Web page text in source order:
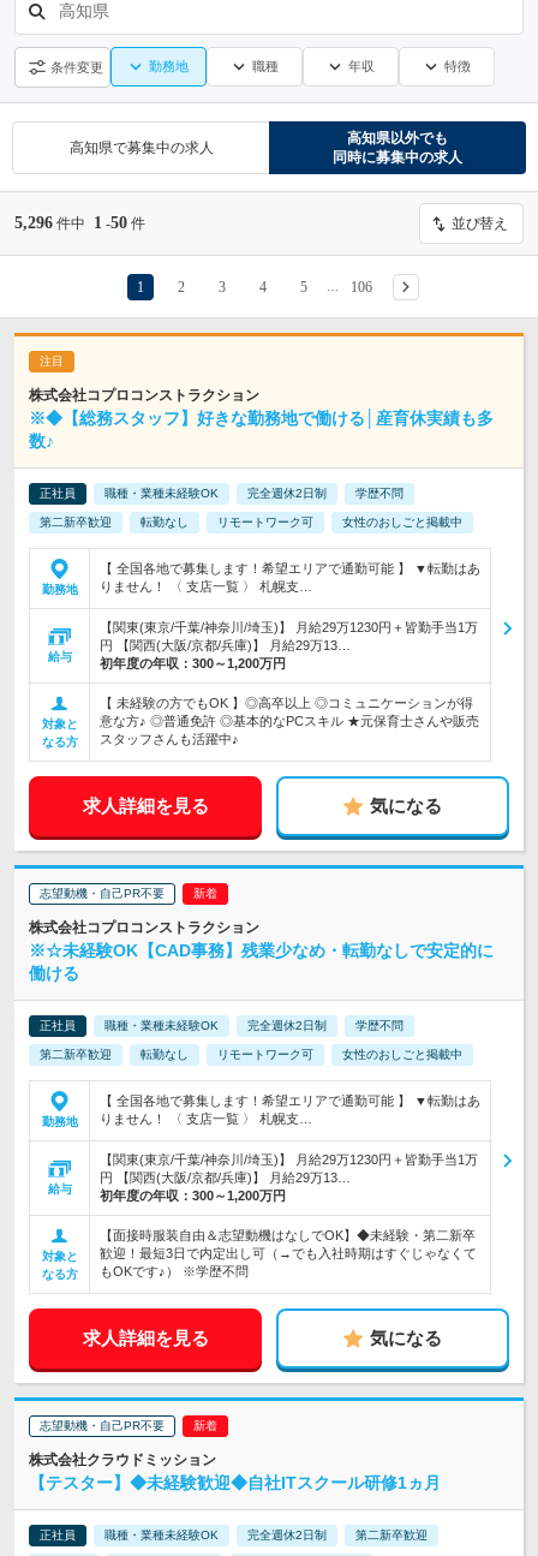
高知県
条件変更 勤務地 職種 年収 特徴
高知県で募集中の求人
高知県以外でも
同時に募集中の求人
5,296 件中 1 -50 件 並び替え
1 2 3 4 5 106
株式会社コプロコンストラクション
※◆【総務スタッフ】好きな勤務地で働ける│産育休実績も多
数♪
正社員 職種・業種未経験OK 完全週休2日制 学歴不問
第二新卒歓迎 転勤なし リモートワーク可 女性のおしごと掲載中
勤務地
【 全国各地で募集します！希望エリアで通勤可能 】 ▼転勤はあ
りません！ 〈 支店一覧 〉 札幌支…
給与
【関東(東京/千葉/神奈川/埼玉)】 月給29万1230円＋皆勤手当1万
円 【関西(大阪/京都/兵庫)】 月給29万13…
初年度の年収： 300～1,200万円
対象と
なる方
【 未経験の方でもOK 】◎高卒以上 ◎コミュニケーションが得
意な方♪ ◎普通免許 ◎基本的なPCスキル ★元保育士さんや販売
スタッフさんも活躍中♪
求人詳細を見る 気になる
志望動機・自己PR不要
株式会社コプロコンストラクション
※☆未経験OK【CAD事務】残業少なめ・転勤なしで安定的に
働ける
正社員 職種・業種未経験OK 完全週休2日制 学歴不問
第二新卒歓迎 転勤なし リモートワーク可 女性のおしごと掲載中
勤務地
【 全国各地で募集します！希望エリアで通勤可能 】 ▼転勤はあ
りません！ 〈 支店一覧 〉 札幌支…
給与
【関東(東京/千葉/神奈川/埼玉)】 月給29万1230円＋皆勤手当1万
円 【関西(大阪/京都/兵庫)】 月給29万13…
初年度の年収： 300～1,200万円
対象と
なる方
【面接時服装自由＆志望動機はなしでOK】◆未経験・第二新卒
歓迎！最短3日で内定出し可（→でも入社時期はすぐじゃなくて
もOKです♪） ※学歴不問
求人詳細を見る 気になる
志望動機・自己PR不要
株式会社クラウドミッション
【テスター】◆未経験歓迎◆自社ITスクール研修1ヵ月
正社員 職種・業種未経験OK 完全週休2日制 第二新卒歓迎